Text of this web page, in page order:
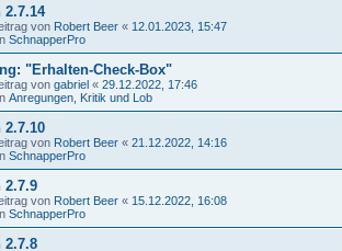
2.7.14
von Robert Beer « 12.01.2023, 15:47
SchnapperPro
"Erhalten-Check-Box"
von gabriel « 29.12.2022, 17:46
Anregungen, Kritik und Lob
2.7.10
von Robert Beer « 21.12.2022, 14:16
SchnapperPro
2.7.9
von Robert Beer « 15.12.2022, 16:08
SchnapperPro
2.7.8